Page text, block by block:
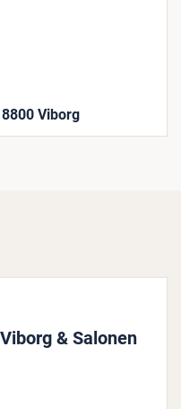
Viborg
& Salonen